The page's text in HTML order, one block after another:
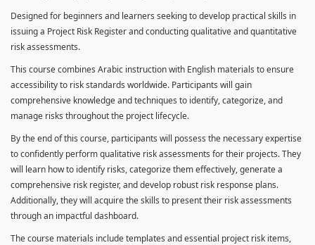
Designed for beginners and learners seeking to develop practical skills in
issuing a Project Risk Register and conducting qualitative and quantitative
risk assessments.
This course combines Arabic instruction with English materials to ensure
accessibility to risk standards worldwide. Participants will gain
comprehensive knowledge and techniques to identify, categorize, and
manage risks throughout the project lifecycle.
By the end of this course, participants will possess the necessary expertise
to confidently perform qualitative risk assessments for their projects. They
will learn how to identify risks, categorize them effectively, generate a
comprehensive risk register, and develop robust risk response plans.
Additionally, they will acquire the skills to present their risk assessments
through an impactful dashboard.
The course materials include templates and essential project risk items,